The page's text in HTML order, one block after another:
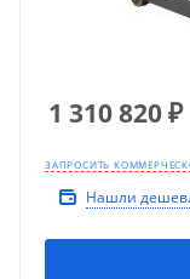
1 310 820₽
ЗАПРОСИТЬ
Нашли